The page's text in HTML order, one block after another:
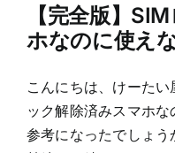
【完全版】
ホなのに使え
こんにちは、けーたい
ック解除済みスマホ
参考になったでしょう